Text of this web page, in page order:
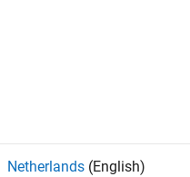
Netherlands (English)